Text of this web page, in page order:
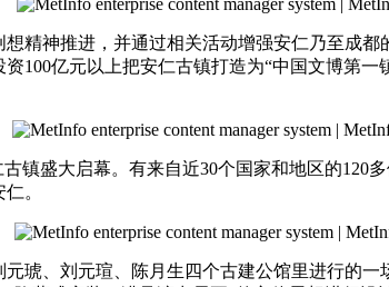
精神推进，并通过相关活动增强安仁乃至成
100亿元以上把安仁古镇打造为“中国文博第
镇盛大启幕。有来自近30个国家和地区的120
。
琥、刘元瑄、陈月生四个古建公馆里进行的